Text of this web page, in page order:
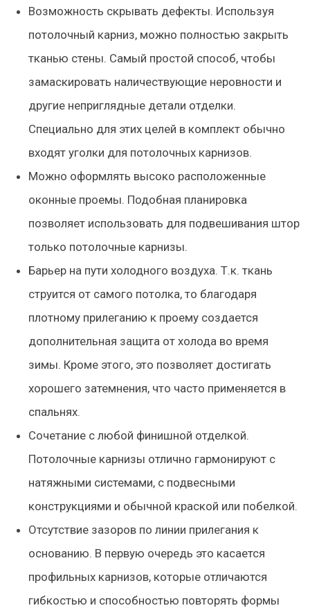
Возможность скрывать дефекты. Используя
потолочный карниз, можно полностью закрыть
тканью стены. Самый простой способ, чтобы
замаскировать наличествующие неровности и
другие неприглядные детали отделки.
Специально для этих целей в комплект обычно
входят уголки для потолочных карнизов.
Можно оформлять высоко расположенные
оконные проемы. Подобная планировка
позволяет использовать для подвешивания штор
только потолочные карнизы.
Барьер на пути холодного воздуха. Т.к. ткань
струится от самого потолка, то благодаря
плотному прилеганию к проему создается
дополнительная защита от холода во время
зимы. Кроме этого, это позволяет достигать
хорошего затемнения, что часто применяется в
спальнях.
Сочетание с любой финишной отделкой.
Потолочные карнизы отлично гармонируют с
натяжными системами, с подвесными
конструкциями и обычной краской или побелкой.
Отсутствие зазоров по линии прилегания к
основанию. В первую очередь это касается
профильных карнизов, которые отличаются
гибкостью и способностью повторять формы